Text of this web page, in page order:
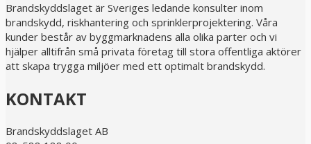
Brandskyddslaget är Sveriges ledande konsulter inom
brandskydd, riskhantering och sprinklerprojektering. Våra
kunder består av byggmarknadens alla olika parter och vi
hjälper alltifrån små privata företag till stora offentliga aktörer
att skapa trygga miljöer med ett optimalt brandskydd.
KONTAKT
Brandskyddslaget AB